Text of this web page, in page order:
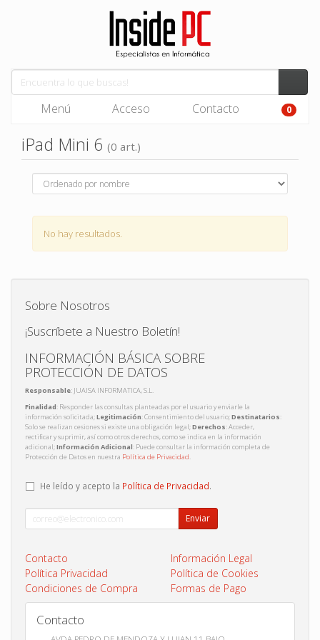
Menú Acceso Contacto 0
iPad Mini 6 (0 art.)
No hay resultados.
Sobre Nosotros
¡Suscríbete a Nuestro Boletín!
INFORMACIÓN BÁSICA SOBRE
PROTECCIÓN DE DATOS
Responsable: JUAISA INFORMATICA, S.L.
Finalidad: Responder las consultas planteadas por el usuario y enviarle la
información solicitada;Legitimación: Consentimiento del usuario;Destinatarios:
Solo se realizan cesiones si existe una obligación legal;Derechos: Acceder,
rectificar y suprimir, así como otros derechos, como se indica en la información
adicional;Información Adicional: Puede consultar la información completa de
Protección de Datos en nuestra Política de Privacidad.
He leído y acepto la Política de Privacidad.
Enviar
Contacto
Información Legal
Política Privacidad
Política de Cookies
Condiciones de Compra
Formas de Pago
Contacto